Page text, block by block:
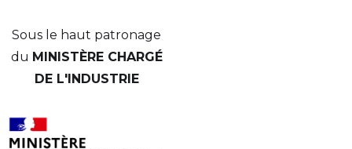
Sous le haut patronage
du MINISTÈRE CHARGÉ
DE L'INDUSTRIE